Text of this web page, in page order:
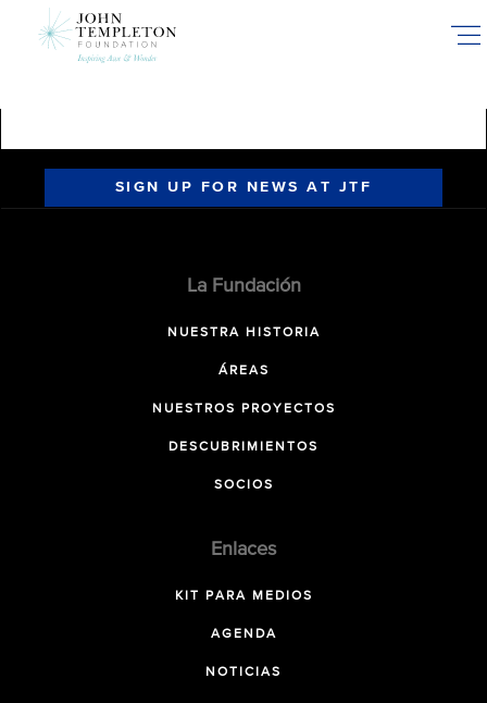
SIGN UP FOR NEWS AT JTF
La Fundación
NUESTRA HISTORIA
ÁREAS
NUESTROS PROYECTOS
DESCUBRIMIENTOS
SOCIOS
Enlaces
KIT PARA MEDIOS
AGENDA
NOTICIAS